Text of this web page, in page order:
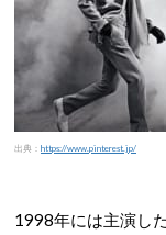
出典： https://www.pinterest.jp/
1998年には主演し